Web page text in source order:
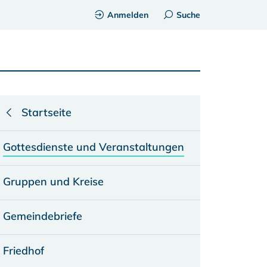
Anmelden Suche
Startseite
Gottesdienste und Veranstaltungen
Gruppen und Kreise
Gemeindebriefe
Friedhof